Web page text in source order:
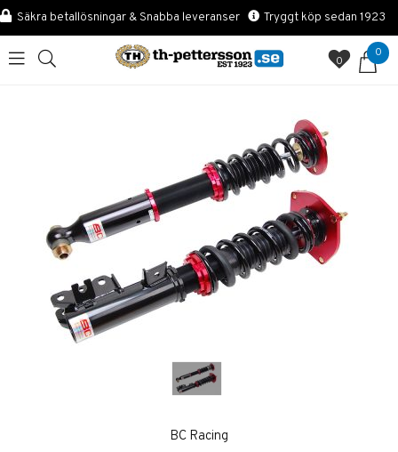
Säkra betallösningar & Snabba leveranser Tryggt köp sedan 1923
0
0
BC Racing